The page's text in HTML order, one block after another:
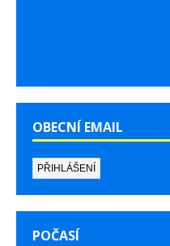
OBECNÍ EMAIL
POČASÍ